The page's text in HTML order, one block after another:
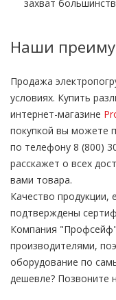
захват
Наши
Продажа
условиях. Купить
интернет-магазине
покупкой вы можете
по телефону 8 (800)
расскажет о всех
вами товара.
Качество продукции,
подтверждены
Компания
производителями,
оборудование по
дешевле? Позвоните